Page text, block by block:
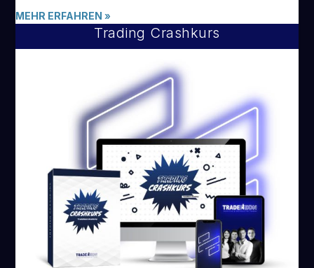
MEHR ERFAHREN»
Trading Crashkurs